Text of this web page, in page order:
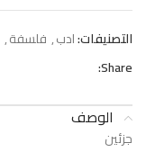
التصنيفات:ادب, فلسفة,
Share:
الوصف
جزئين